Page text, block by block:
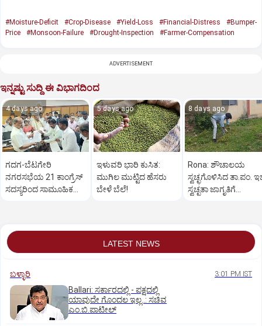
#Moisture-Deficit #Crop-Disease #Yield-Loss #Financial-Distress
#Bumper-
Price
#Monsoon-Failure #Drought-Inspection #Farmer-Compensation
ADVERTISEMENT
ಇನ್ನಷ್ಟು ಸುದ್ದಿ ಈ ವಿಭಾಗದಿಂದ
4 days ago
ಗದಗ-ಬೆಟಗೇರಿ
ನಗರಸಭೆಯ 21 ಕಾಂಗ್ರೆಸ್
ಸದಸ್ಯರಿಂದ ಸಾಮೂಹಿಕ
5 days ago
ಇಳುವರಿ ಭಾರಿ ಕುಸಿತ:
ಮುಗಿಲ ಮುಟ್ಟಿದ ಹೆಸರು
ಬೇಳೆ ಬೆಲೆ!
8 days ago
Rona: ಶೌಚಾಲಯ
ಸ್ವಚ್ಛಗೊಳಿಸಿದ ತಾ.ಪಂ.
ಸ್ವಚ್ಛತಾ ಜಾಗೃತಿಗೆ
LATEST NEWS
ಬಳ್ಳಾರಿ 3:01 PM IST
Ballari: ಸರ್ಕಾರದಲ್ಲಿ - ಪಕ್ಷದಲ್ಲಿ
ಯಾವುದೇ ಗೊಂದಲ ಇಲ್ಲ..: ಸಚಿವ
ಎಂ.ಬಿ.ಪಾಟೀಲ್